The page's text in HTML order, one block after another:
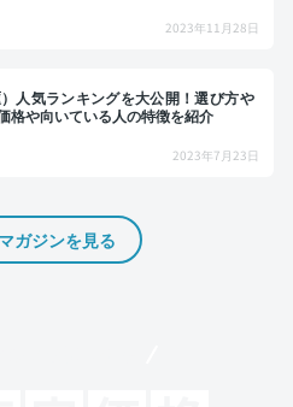
2023年11月28日
人気ランキングを大公開！選び方や
格や向いている人の特徴を紹介
2023年7月23日
ガジンを見る